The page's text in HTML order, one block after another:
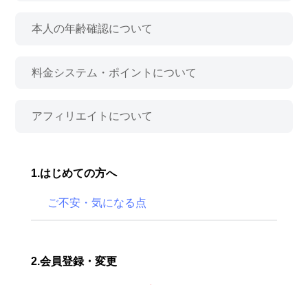
本人の年齢確認について
料金システム・ポイントについて
アフィリエイトについて
1.はじめての方へ
ご不安・気になる点
2.会員登録・変更